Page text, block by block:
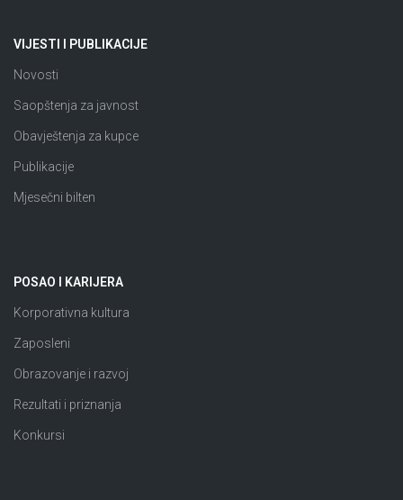
VIJESTI I PUBLIKACIJE
Novosti
Saopštenja za javnost
Obavještenja za kupce
Publikacije
Mjesečni bilten
POSAO I KARIJERA
Korporativna kultura
Zaposleni
Obrazovanje i razvoj
Rezultati i priznanja
Konkursi